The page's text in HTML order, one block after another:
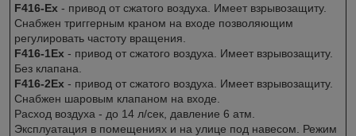
F416-Ex - привод от сжатого воздуха. Имеет взрывозащиту.
Снабжен триггерным краном на входе позволяющим
регулировать частоту вращения.
F416-1Ex - привод от сжатого воздуха. Имеет взрывозащиту.
Без клапана.
F416-2Ex - привод от сжатого воздуха. Имеет взрывозащиту.
Снабжен шаровым клапаном на входе.
Расход воздуха - до 14 л/сек, давление 6 атм.
Эксплуатация в помещениях и на улице под навесом. Режим